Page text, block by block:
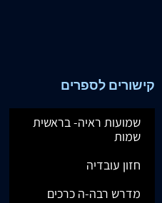
קישורים לספרים
שמועות ראיה- בראשית
שמות
חזון עובדיה
מדרש רבה-ה כרכים